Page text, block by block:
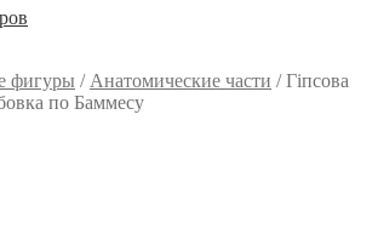
фигуры / Анатомические части /Гіпсова
по Баммесу